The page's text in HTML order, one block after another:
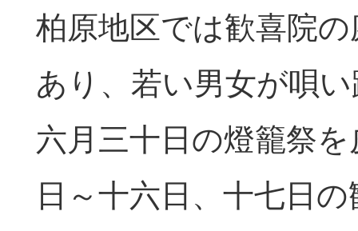
柏原地区では歓喜院
あり、若い男女が唄
六月三十日の燈籠祭
日～十六日、十七日